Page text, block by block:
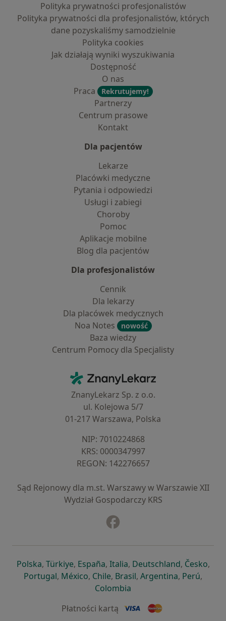
Polityka prywatności profesjonalistów
Polityka prywatności dla profesjonalistów, których
dane pozyskaliśmy samodzielnie
Polityka cookies
Jak działają wyniki wyszukiwania
Dostępność
O nas
Praca
Rekrutujemy!
Partnerzy
Centrum prasowe
Kontakt
Dla pacjentów
Lekarze
Placówki medyczne
Pytania i odpowiedzi
Usługi i zabiegi
Choroby
Pomoc
Aplikacje mobilne
Blog dla pacjentów
Dla profesjonalistów
Cennik
Dla lekarzy
Dla placówek medycznych
Noa Notes
nowość
Baza wiedzy
Centrum Pomocy dla Specjalisty
ZnanyLekarz - Strona główna
ZnanyLekarz Sp. z o.o.
ul. Kolejowa 5/7
01-217 Warszawa, Polska
NIP: ⁠7010224868
KRS: ⁠0000347997
REGON: ⁠142276657
Sąd Rejonowy dla m.st. Warszawy w Warszawie XII
Wydział Gospodarczy KRS
Polskaotwiera się w nowej karcie
, Türkiyeotwiera się w nowej karcie
, Españaotwiera się w nowej karcie
, Italiaotwiera się w nowej
, Deutschlandotwiera się
, Česko,
Portugalotwiera się w nowej karcie
, Méxicootwiera się w nowej karcie
, Chileotwiera się w nowej karcie
, Brasilotwiera się w nowej
, Argentinaotwiera się
, Perú,
Colombia
Płatności kartą